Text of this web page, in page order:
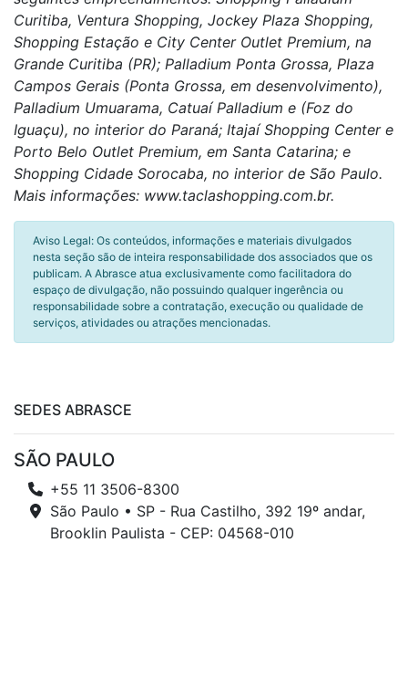
Curitiba, Ventura Shopping, Jockey Plaza Shopping,
Shopping Estação e City Center Outlet Premium, na
Grande Curitiba (PR); Palladium Ponta Grossa, Plaza
Campos Gerais (Ponta Grossa, em desenvolvimento),
Palladium Umuarama, Catuaí Palladium e (Foz do
Iguaçu), no interior do Paraná; Itajaí Shopping Center e
Porto Belo Outlet Premium, em Santa Catarina; e
Shopping Cidade Sorocaba, no interior de São Paulo.
Mais informações: www.taclashopping.com.br.
Aviso Legal: Os conteúdos, informações e materiais divulgados
nesta seção são de inteira responsabilidade dos associados que os
publicam. A Abrasce atua exclusivamente como facilitadora do
espaço de divulgação, não possuindo qualquer ingerência ou
responsabilidade sobre a contratação, execução ou qualidade de
serviços, atividades ou atrações mencionadas.
SEDES ABRASCE
SÃO PAULO
+55 11 3506-8300
São Paulo • SP - Rua Castilho, 392 19º andar,
Brooklin Paulista - CEP: 04568-010